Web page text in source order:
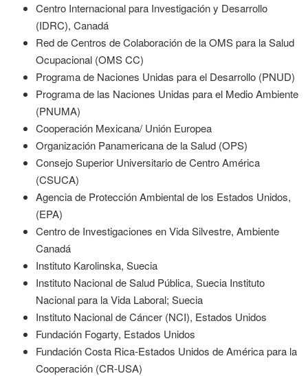
Centro Internacional para Investigación y Desarrollo
(IDRC), Canadá
Red de Centros de Colaboración de la OMS para la Salud
Ocupacional (OMS CC)
Programa de Naciones Unidas para el Desarrollo (PNUD)
Programa de las Naciones Unidas para el Medio Ambiente
(PNUMA)
Cooperación Mexicana/ Unión Europea
Organización Panamericana de la Salud (OPS)
Consejo Superior Universitario de Centro América
(CSUCA)
Agencia de Protección Ambiental de los Estados Unidos,
(EPA)
Centro de Investigaciones en Vida Silvestre, Ambiente
Canadá
Instituto Karolinska, Suecia
Instituto Nacional de Salud Pública, Suecia Instituto
Nacional para la Vida Laboral; Suecia
Instituto Nacional de Cáncer (NCI), Estados Unidos
Fundación Fogarty, Estados Unidos
Fundación Costa Rica-Estados Unidos de América para la
Cooperación (CR-USA)